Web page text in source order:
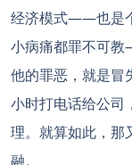
经济模式——也是
小病痛都罪不可教
他的罪恶，就是冒
小时打电话给公司
理。就算如此，那
融。